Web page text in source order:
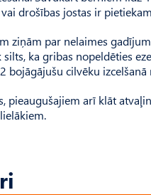
drošības jostas ir
ziņām par nelaimes
ka gribas nopeldēties
bojāgājušu cilvēku
pieaugušajiem arī klāt